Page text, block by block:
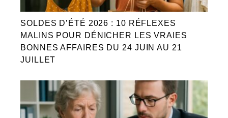
SOLDES D’ÉTÉ 2026 : 10 RÉFLEXES
MALINS POUR DÉNICHER LES VRAIES
BONNES AFFAIRES DU 24 JUIN AU 21
JUILLET